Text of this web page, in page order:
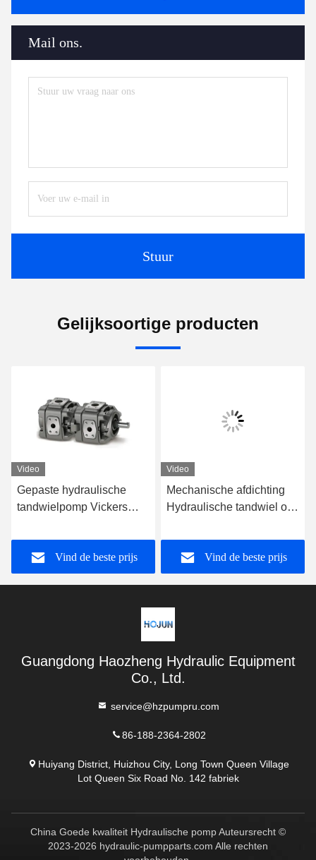
Mail ons.
Stuur
Gelijksoortige producten
Video
Gepaste hydraulische
tandwielpomp Vickers
GD520A121TCTCR20
Vind de beste prijs
Video
Mechanische afdichting
Hydraulische tandwiel olie
004
GD516A121TCTCR20
Vind de beste prijs
Guangdong Haozheng Hydraulic Equipment
Co., Ltd.
service@hzpumpru.com
86-188-2364-2802
Huiyang District, Huizhou City, Long Town Queen Village
Lot Queen Six Road No. 142 fabriek
China Goede kwaliteit Hydraulische pomp Auteursrecht ©
2023-2026 hydraulic-pumpparts.com Alle rechten